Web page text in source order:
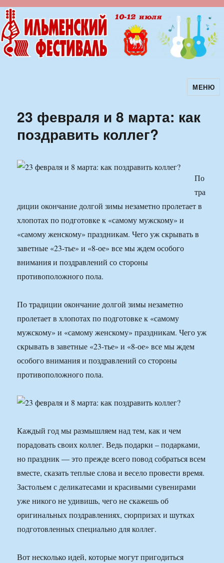
Ильменский фестиваль авторской
песни
МЕНЮ
23 февраля и 8 марта: как
поздравить коллег?
По
тра
диции окончание долгой зимы незаметно пролетает в
хлопотах по подготовке к «самому мужскому» и
«самому женскому» праздникам. Чего уж скрывать в
заветные «23-тье» и «8-ое» все мы ждем особого
внимания и поздравлений со стороны
противоположного пола.
По традиции окончание долгой зимы незаметно
пролетает в хлопотах по подготовке к «самому
мужскому» и «самому женскому» праздникам. Чего уж
скрывать в заветные «23-тье» и «8-ое» все мы ждем
особого внимания и поздравлений со стороны
противоположного пола.
Каждый год мы размышляем над тем, как и чем
порадовать своих коллег. Ведь подарки – подарками,
но праздник — это прежде всего повод собраться всем
вместе, сказать теплые слова и весело провести время.
Застольем с деликатесами и красивыми сувенирами
уже никого не удивишь, чего не скажешь об
оригинальных поздравлениях, сюрпризах и шутках
подготовленных специально для коллег.
Вот несколько идей, которые могут пригодиться